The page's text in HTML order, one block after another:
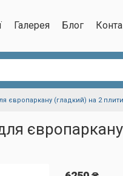
Галерея Блог
європаркану (гладкий) на 2 плити